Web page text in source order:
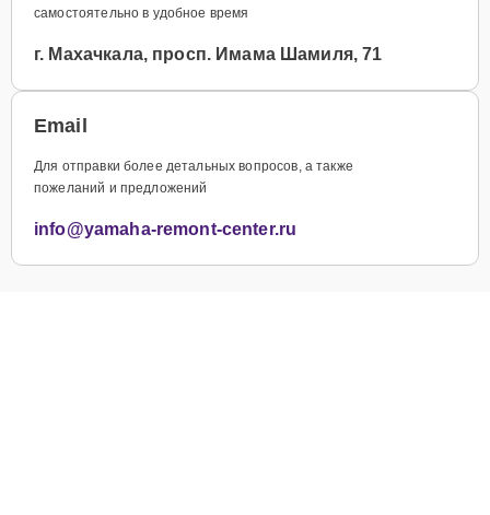
самостоятельно в удобное время
г. Махачкала, просп. Имама Шамиля, 71
Email
Для отправки более детальных вопросов, а также
пожеланий и предложений
info@yamaha-remont-center.ru